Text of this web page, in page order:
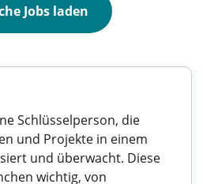
Jobs laden
Schlüsselperson, die
und Projekte in einem
und überwacht. Diese
wichtig, von